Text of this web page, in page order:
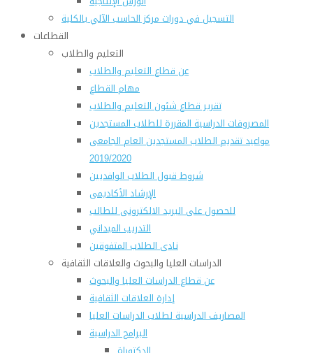
التسجيل في دورات مركز الحاسب الآلي بالكلية
القطاعات
التعليم والطلاب
عن قطاع التعليم والطلاب
مهام القطاع
تقرير قطاع شئون التعليم والطلاب
المصروفات الدراسية المقررة للطلاب المستجدين
مواعيد تقديم الطلاب المستجدين العام الجامعى
2019/2020
شروط قبول الطلاب الوافديين
الإرشاد الأكاديمى
للحصول على البريد الالكترونى للطالب
التدريب الميداني
نادى الطلاب المتفوقين
الدراسات العليا والبحوث والعلاقات الثقافية
عن قطاع الدراسات العليا والبحوث
إدارة العلاقات الثقافية
المصاريف الدراسية لطلاب الدراسات العليا
البرامج الدراسية